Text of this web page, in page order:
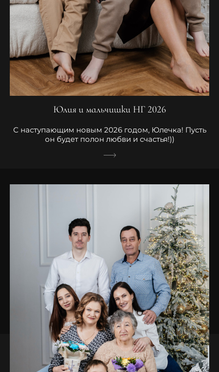
Юлия и мальчишки НГ 2026
С наступающим новым 2026 годом, Юлечка! Пусть
он будет полон любви и счастья!))